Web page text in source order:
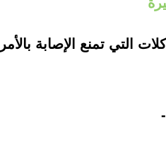
التي تمنع